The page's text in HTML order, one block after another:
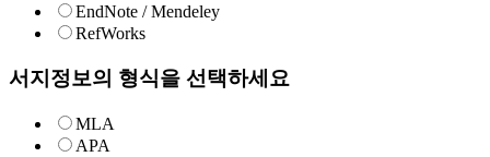
EndNote / Mendeley
RefWorks
서지정보의 형식을 선택하세요
MLA
APA